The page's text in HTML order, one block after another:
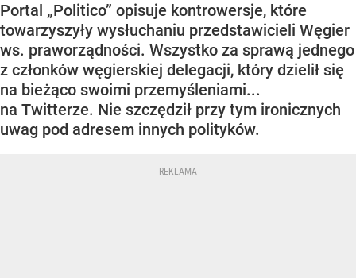
Portal „Politico” opisuje kontrowersje, które
towarzyszyły wysłuchaniu przedstawicieli Węgier
ws. praworządności. Wszystko za sprawą jednego
z członków węgierskiej delegacji, który dzielił się
na bieżąco swoimi przemyśleniami...
na Twitterze. Nie szczędził przy tym ironicznych
uwag pod adresem innych polityków.